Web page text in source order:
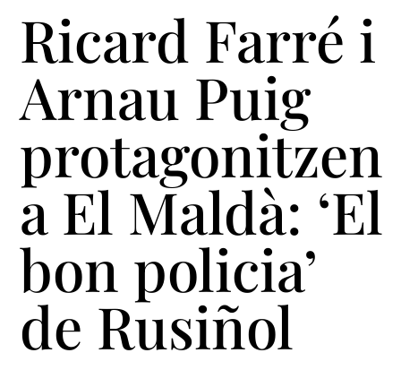
Ricard Farré i
Arnau Puig
protagonitzen
a El Maldà: ‘El
bon policia’
de Rusiñol